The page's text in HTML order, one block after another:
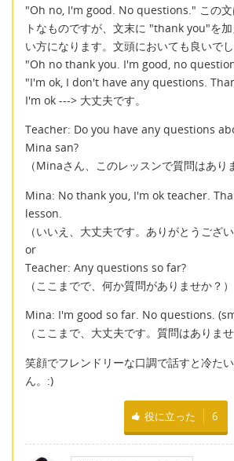
"Oh no, I'm good. No questions." この文
トなものですが、文末に "thank you"を
い方になります。文頭においても良いでし
"Oh no thank you. I'm good, no
"I'm ok, I don't have any questions.
I'm ok ---> 大丈夫です。
Teacher: Do you have any questions
Mina san?
（Minaさん、このレッスンで質問はあり
Mina: No thank you, I'm ok teacher.
lesson.
（いいえ、大丈夫です。ありがとうござい
or
Teacher: Any questions so far?
（ここまでで、何か質問がありませか？）
Mina: I'm good so far. No questions.
（ここまで、大丈夫です。質問はありませ
笑顔でフレンドリーな口調で話すと冷た
ん。:)
役に立った 6